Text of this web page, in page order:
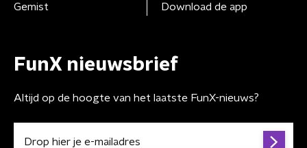
Gemist
Download de app
FunX nieuwsbrief
Altijd op de hoogte van het laatste FunX-nieuws?